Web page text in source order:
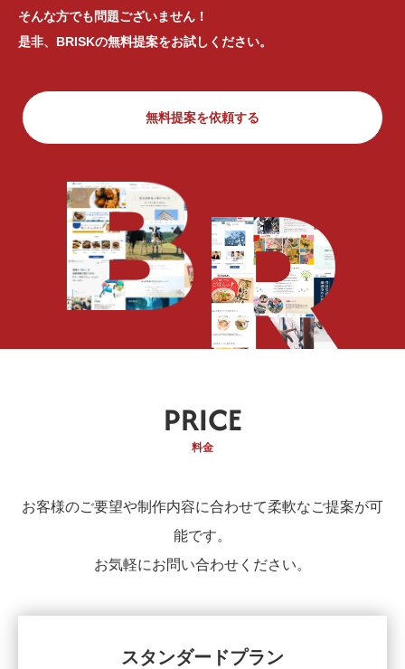
そんな方でも問題ございません！
是非、BRISKの無料提案をお試しください。
無料提案を依頼する
PRICE
料金
お客様のご要望や制作内容に合わせて柔軟なご提案が可
能です。
お気軽にお問い合わせください。
スタンダードプラン